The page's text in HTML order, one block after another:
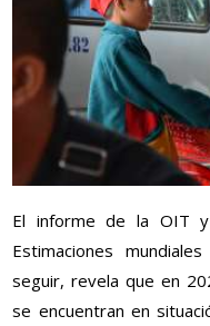
El informe de la OIT y
Estimaciones
seguir, revela que en
se encuentran en